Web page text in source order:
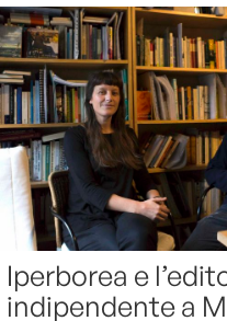
Iperborea e
indipendente a